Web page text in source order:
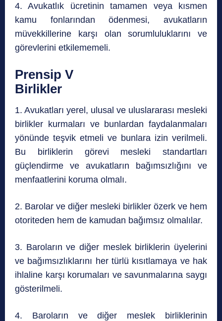
4. Avukatlık ücretinin tamamen veya kısmen
kamu fonlarından ödenmesi, avukatların
müvekkillerine karşı olan sorumluluklarını ve
görevlerini etkilememeli.
Prensip V
Birlikler
1. Avukatları yerel, ulusal ve uluslararası mesleki
birlikler kurmaları ve bunlardan faydalanmaları
yönünde teşvik etmeli ve bunlara izin verilmeli.
Bu birliklerin görevi mesleki standartları
güçlendirme ve avukatların bağımsızlığını ve
menfaatlerini koruma olmalı.
2. Barolar ve diğer mesleki birlikler özerk ve hem
otoriteden hem de kamudan bağımsız olmalılar.
3. Baroların ve diğer meslek birliklerin üyelerini
ve bağımsızlıklarını her türlü kısıtlamaya ve hak
ihlaline karşı korumaları ve savunmalarına saygı
gösterilmeli.
4. Baroların ve diğer meslek birliklerinin